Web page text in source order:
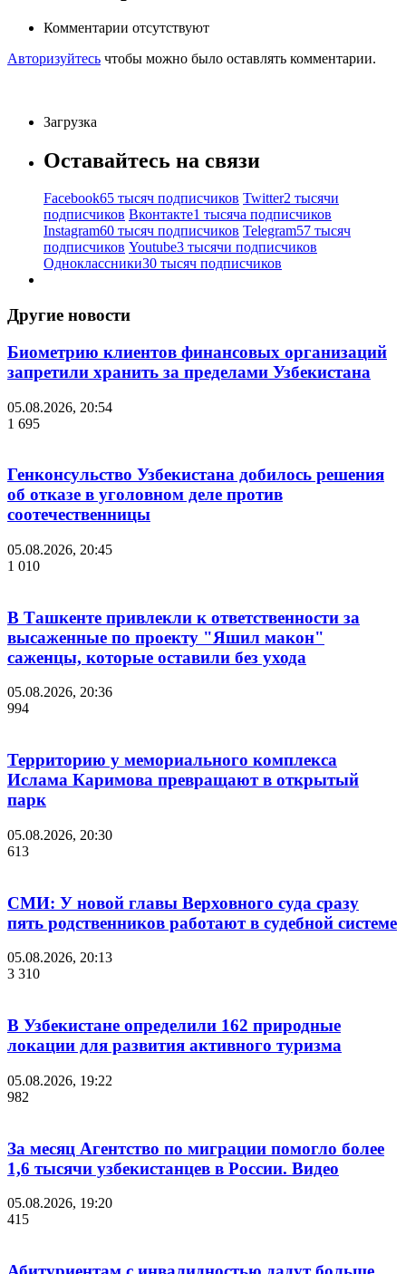
Комментарии отсутствуют
Авторизуйтесь чтобы можно было оставлять комментарии.
Загрузка
Оставайтесь на связи
Facebook65 тысяч подписчиков Twitter2 тысячи
подписчиков Вконтакте1 тысяча подписчиков
Instagram60 тысяч подписчиков Telegram57 тысяч
подписчиков Youtube3 тысячи подписчиков
Одноклассники30 тысяч подписчиков
Другие новости
Биометрию клиентов финансовых организаций
запретили хранить за пределами Узбекистана
05.08.2026, 20:54
1 695
Генконсульство Узбекистана добилось решения
об отказе в уголовном деле против
соотечественницы
05.08.2026, 20:45
1 010
В Ташкенте привлекли к ответственности за
высаженные по проекту "Яшил макон"
саженцы, которые оставили без ухода
05.08.2026, 20:36
994
Территорию у мемориального комплекса
Ислама Каримова превращают в открытый
парк
05.08.2026, 20:30
613
СМИ: У новой главы Верховного суда сразу
пять родственников работают в судебной системе
05.08.2026, 20:13
3 310
В Узбекистане определили 162 природные
локации для развития активного туризма
05.08.2026, 19:22
982
За месяц Агентство по миграции помогло более
1,6 тысячи узбекистанцев в России. Видео
05.08.2026, 19:20
415